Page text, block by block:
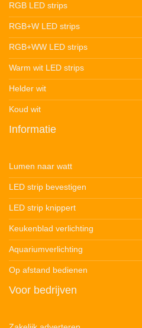
RGB LED strips
RGB+W LED strips
RGB+WW LED strips
Warm wit LED strips
Helder wit
Koud wit
Informatie
Lumen naar watt
LED strip bevestigen
LED strip knippert
Keukenblad verlichting
Aquariumverlichting
Op afstand bedienen
Voor bedrijven